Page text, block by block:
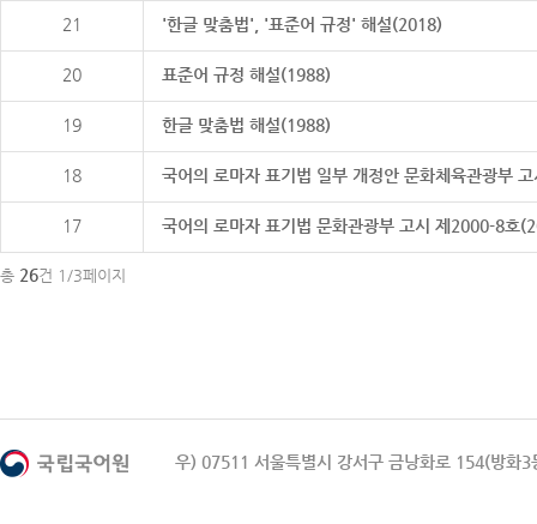
21 '한글 맞춤법', '표준어 규정' 해설(2018)
20 표준어 규정 해설(1988)
19 한글 맞춤법 해설(1988)
18 국어의 로마자 표기법 일부 개정안 문화체육관광부
17 국어의 로마자 표기법 문화관광부 고시 제2000-8호
총 26건 1/3페이지
우) 07511 서울특별시 강서구 금낭화로 154(방화3